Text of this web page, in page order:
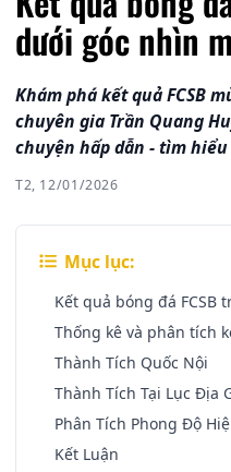
dưới góc nhìn
Khám phá kết quả FCSB
chuyên gia Trần Quang
chuyện hấp dẫn - tìm
T2, 12/01/2026
Mục lục:
Kết quả bóng đá FCSB
Thống kê và phân tích
Thành Tích Quốc Nội
Thành Tích Tại Lục Địa
Phân Tích Phong Độ
Kết Luận